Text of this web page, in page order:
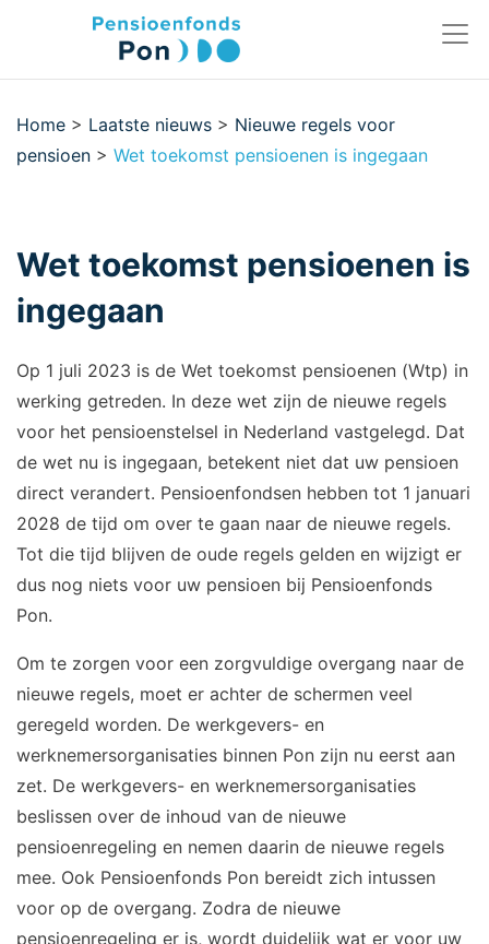
Home > Laatste nieuws > Nieuwe regels voor
pensioen > Wet toekomst pensioenen is ingegaan
Wet toekomst pensioenen is
ingegaan
Op 1 juli 2023 is de Wet toekomst pensioenen (Wtp) in
werking getreden. In deze wet zijn de nieuwe regels
voor het pensioenstelsel in Nederland vastgelegd. Dat
de wet nu is ingegaan, betekent niet dat uw pensioen
direct verandert. Pensioenfondsen hebben tot 1 januari
2028 de tijd om over te gaan naar de nieuwe regels.
Tot die tijd blijven de oude regels gelden en wijzigt er
dus nog niets voor uw pensioen bij Pensioenfonds
Pon.
Om te zorgen voor een zorgvuldige overgang naar de
nieuwe regels, moet er achter de schermen veel
geregeld worden. De werkgevers- en
werknemersorganisaties binnen Pon zijn nu eerst aan
zet. De werkgevers- en werknemersorganisaties
beslissen over de inhoud van de nieuwe
pensioenregeling en nemen daarin de nieuwe regels
mee. Ook Pensioenfonds Pon bereidt zich intussen
voor op de overgang. Zodra de nieuwe
pensioenregeling er is, wordt duidelijk wat er voor uw